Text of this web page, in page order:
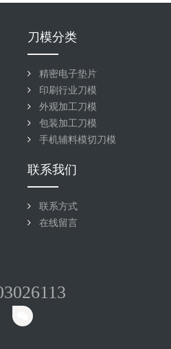
刀模分类
精密电子垫片
印刷行业刀模
外观加工刀模
包装加工刀模
手机辅料模切刀模
联系我们
联系方式
在线留言